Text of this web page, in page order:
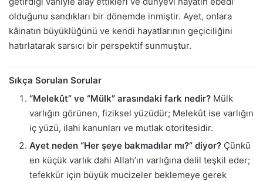
olduğunu sandıkları bir dönemde inmiştir. Ayet, onlara
kâinatın büyüklüğünü ve kendi hayatlarının geçiciliğini
hatırlatarak sarsıcı bir perspektif sunmuştur.
Sıkça Sorulan Sorular
“Melekût” ve “Mülk” arasındaki fark nedir? Mülk
varlığın görünen, fiziksel yüzüdür; Melekût ise varlığın
iç yüzü, ilahi kanunları ve mutlak otoritesidir.
Ayet neden “Her şeye bakmadılar mı?” diyor? Çünkü
en küçük varlık dahi Allah’ın varlığına delil teşkil eder;
tefekkür için büyük mucizeler beklemeye gerek